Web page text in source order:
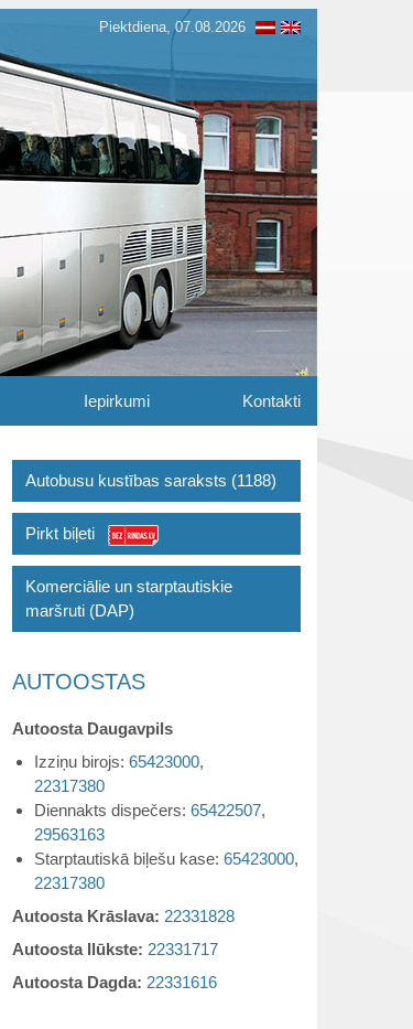
Piektdiena, 07.08.2026
Iepirkumi Kontakti
Autobusu kustības saraksts (1188)
Pirkt biļeti
Komerciālie un starptautiskie
maršruti (DAP)
AUTOOSTAS
Autoosta Daugavpils
Izziņu birojs: 65423000,
22317380
Diennakts dispečers: 65422507,
29563163
Starptautiskā biļešu kase: 65423000,
22317380
Autoosta Krāslava: 22331828
Autoosta Ilūkste: 22331717
Autoosta Dagda: 22331616